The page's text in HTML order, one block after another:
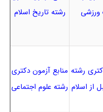
ورزشی
رشته تاریخ اسلام
رشته
از اسلام
منابع آزمون دکتری
رشته علوم اجتماعی